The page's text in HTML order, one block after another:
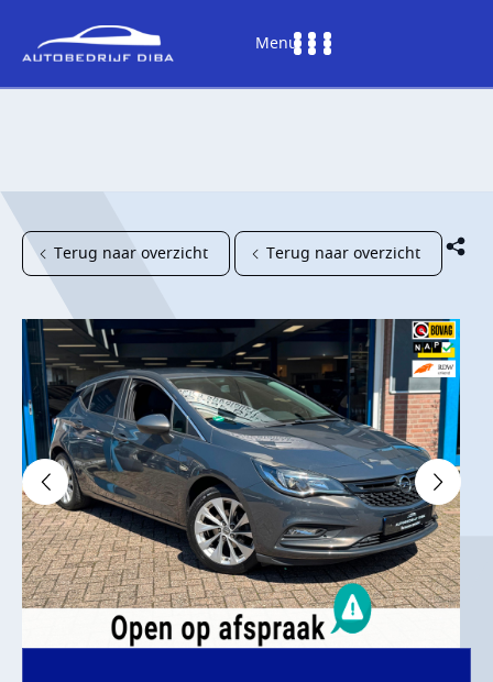
Menu
HOME
AANBOD
DIENSTEN
WERKPLAATS
OVER ONS
CONTACT
Terug naar overzicht Terug naar overzicht